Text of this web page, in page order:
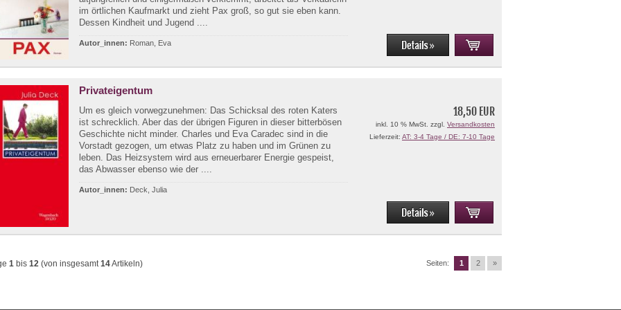
im örtlichen Kaufmarkt und zieht Pax groß, so gut sie eben kann.
Dessen Kindheit und Jugend ....
Autor_innen: Roman, Eva
Privateigentum
Um es gleich vorwegzunehmen: Das Schicksal des roten Katers
ist schrecklich. Aber das der übrigen Figuren in dieser bitterbösen
Geschichte nicht minder. Charles und Eva Caradec sind in die
Vorstadt gezogen, um etwas Platz zu haben und im Grünen zu
leben. Das Heizsystem wird aus erneuerbarer Energie gespeist,
das Abwasser ebenso wie der ....
Autor_innen: Deck, Julia
18,50 EUR
inkl. 10 % MwSt. zzgl. Versandkosten
Lieferzeit: AT: 3-4 Tage / DE: 7-10 Tage
1 bis 12 (von insgesamt 14Artikeln) Seiten: 1 2 »